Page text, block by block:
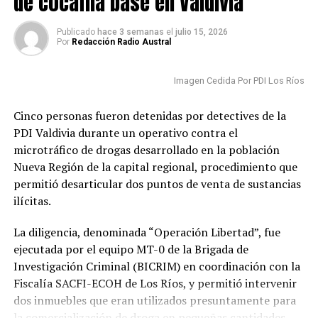
esta iniciativa, el ministerio pretende involucrar a
actores en sectores como la minería, la agricultura, la
sostenibilidad y otros ámbitos donde el conocimiento
promover la colaboración entre regiones y mejorar el
proyectos de alta relevancia local.
Post Views: 664
TAGS
Dirigente de los médicos vinculó presencia de
campamentos como causa de violencia que llevó a
cerrar Cecosf Pablo Neruda
NO TE PIERDAS
Cierran Cecosf Pablo Neruda en insólita decisión por
crisis de seguridad
Publicado hace 3 semanas el julio 15, 2026
Por Redacción Radio Austral
Imagen Cedida Por PDI Los Ríos
Cinco personas fueron detenidas por detectives de la
PDI Valdivia durante un operativo contra el
microtráfico de drogas desarrollado en la población
Nueva Región de la capital regional, procedimiento que
permitió desarticular dos puntos de venta de sustancias
ilícitas.
La diligencia, denominada “Operación Libertad”, fue
ejecutada por el equipo MT-0 de la Brigada de
Investigación Criminal (BICRIM) en coordinación con la
Fiscalía SACFI-ECOH de Los Ríos, y permitió intervenir
dos inmuebles que eran utilizados presuntamente para